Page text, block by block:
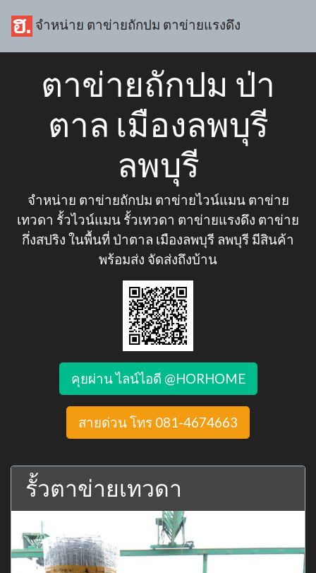
จำหน่าย ตาข่ายถักปม ตาข่ายแรงดึง
ตาข่ายถักปม ป่า
ตาล เมืองลพบุรี
ลพบุรี
จำหน่าย ตาข่ายถักปม ตาข่ายไวน์แมน ตาข่าย
เทวดา รั้วไวน์แมน รั้วเทวดา ตาข่ายแรงดึง ตาข่าย
กึ่งสปริง ในพื้นที่ ป่าตาล เมืองลพบุรี ลพบุรี มีสินค้า
พร้อมส่ง จัดส่งถึงบ้าน
คุยผ่าน ไลน์ไอดี @HORHOME
สายด่วน โทร 081-4674663
รั้วตาข่ายเทวดา